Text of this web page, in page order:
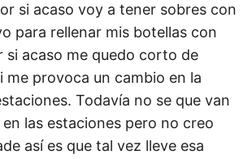
si acaso voy a tener sobres con
para rellenar mis botellas con
si acaso me quedo corto de
me provoca un cambio en la
Todavía no se que van
las estaciones pero no creo
así es que tal vez lleve esa